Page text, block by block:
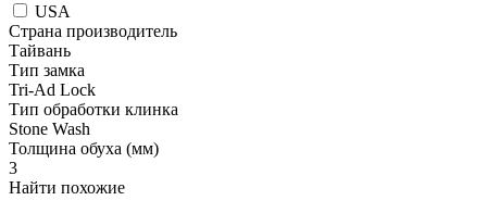
USA
Страна производитель
Тайвань
Тип замка
Tri-Ad Lock
Тип обработки клинка
Stone Wash
Толщина обуха (мм)
3
Найти похожие